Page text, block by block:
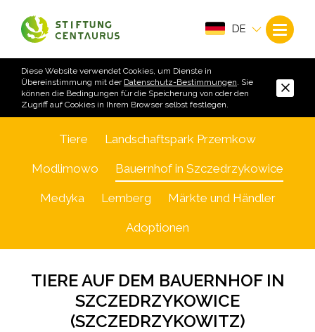
DE
Diese Website verwendet Cookies, um Dienste in
Übereinstimmung mit der Datenschutz-Bestimmungen. Sie
können die Bedingungen für die Speicherung von oder den
Zugriff auf Cookies in Ihrem Browser selbst festlegen.
Tiere Landschaftspark Przemkow
Modlimowo Bauernhof in Szczedrzykowice
Medyka Lemberg Märkte und Händler
Adoptionen
TIERE AUF DEM BAUERNHOF IN
SZCZEDRZYKOWICE
(SZCZEDRZYKOWITZ)